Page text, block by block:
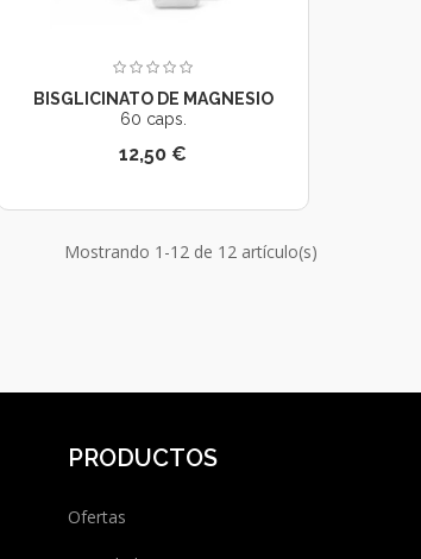
BISGLICINATO DE MAGNESIO
60 caps.
12,50 €
Mostrando 1-12 de 12 artículo(s)
PRODUCTOS
Ofertas